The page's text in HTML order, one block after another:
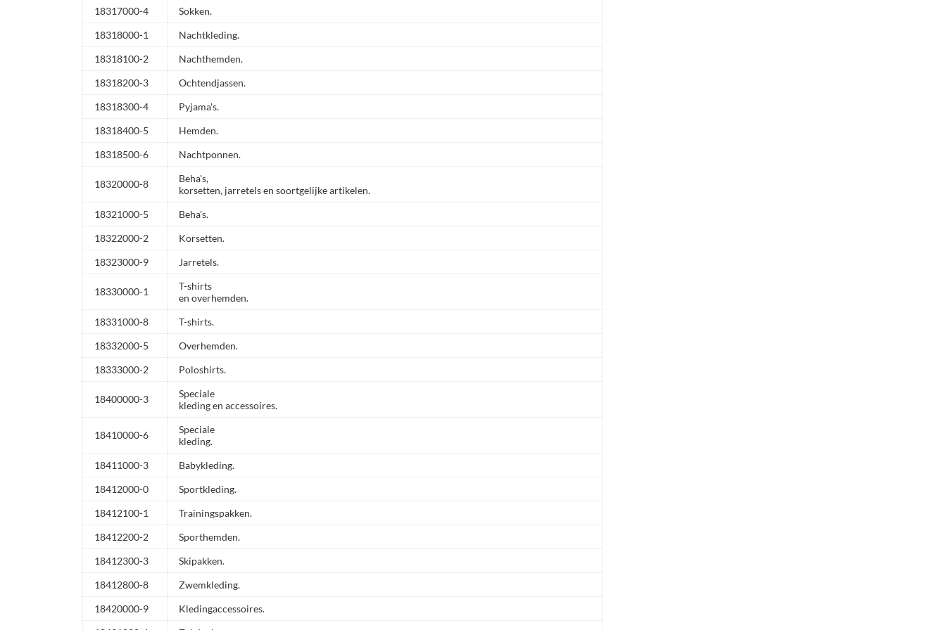
18317000-4
Sokken.
18318000-1
Nachtkleding.
18318100-2
Nachthemden.
18318200-3
Ochtendjassen.
18318300-4
Pyjama's.
18318400-5
Hemden.
18318500-6
Nachtponnen.
18320000-8
Beha's,
korsetten, jarretels en soortgelijke artikelen.
18321000-5
Beha's.
18322000-2
Korsetten.
18323000-9
Jarretels.
18330000-1
T-shirts
en overhemden.
18331000-8
T-shirts.
18332000-5
Overhemden.
18333000-2
Poloshirts.
18400000-3
Speciale
kleding en accessoires.
18410000-6
Speciale
kleding.
18411000-3
Babykleding.
18412000-0
Sportkleding.
18412100-1
Trainingspakken.
18412200-2
Sporthemden.
18412300-3
Skipakken.
18412800-8
Zwemkleding.
18420000-9
Kledingaccessoires.